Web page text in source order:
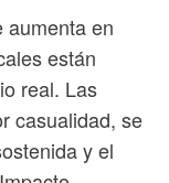
aumenta en
están
real. Las
casualidad, se
y el